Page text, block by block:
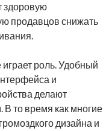
здоровую
продавцов снижать
роль. Удобный
и
делают
то время как многие
дизайна и